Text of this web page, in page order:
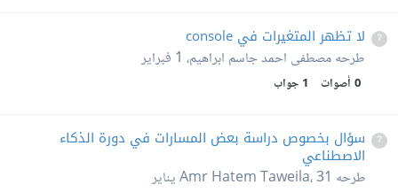
لا تظهر المتغيرات في console
طرحهمصطفى احمد جاسم ابراهيم، 1 فبراير
0 أصوات 1 جواب
سؤال بخصوص دراسة بعض المسارات في دورة الذكاء
الاصطناعي
طرحه Amr Hatem Taweila،31 يناير